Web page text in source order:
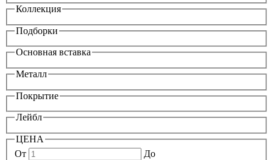
Коллекция
Подборки
Основная вставка
Металл
Покрытие
Лейбл
ЦЕНА
От
До